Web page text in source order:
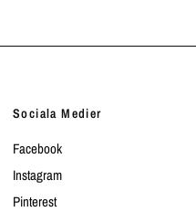
Sociala Medier
Facebook
Instagram
Pinterest